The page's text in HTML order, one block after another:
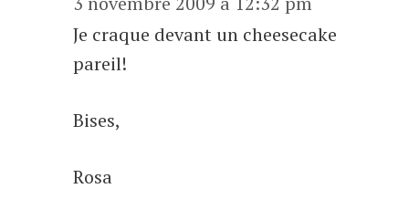
Je craque devant un cheesecake
pareil!
Bises,
Rosa